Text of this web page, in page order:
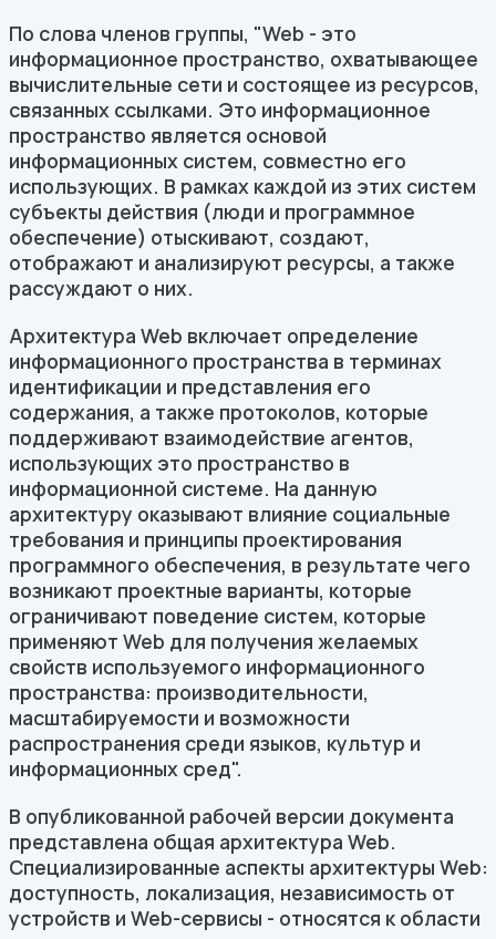
По слова членов группы, "Web - это
информационное пространство, охватывающее
вычислительные сети и состоящее из ресурсов,
связанных ссылками. Это информационное
пространство является основой
информационных систем, совместно его
использующих. В рамках каждой из этих систем
субъекты действия (люди и программное
обеспечение) отыскивают, создают,
отображают и анализируют ресурсы, а также
рассуждают о них.
Архитектура Web включает определение
информационного пространства в терминах
идентификации и представления его
содержания, а также протоколов, которые
поддерживают взаимодействие агентов,
использующих это пространство в
информационной системе. На данную
архитектуру оказывают влияние социальные
требования и принципы проектирования
программного обеспечения, в результате чего
возникают проектные варианты, которые
ограничивают поведение систем, которые
применяют Web для получения желаемых
свойств используемого информационного
пространства: производительности,
масштабируемости и возможности
распространения среди языков, культур и
информационных сред".
В опубликованной рабочей версии документа
представлена общая архитектура Web.
Специализированные аспекты архитектуры Web:
доступность, локализация, независимость от
устройств и Web-сервисы - относятся к области